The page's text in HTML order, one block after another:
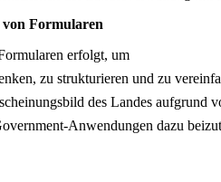
von Formularen
erfolgt, um
zu strukturieren und zu
des Landes aufgrund
Anwendungen dazu